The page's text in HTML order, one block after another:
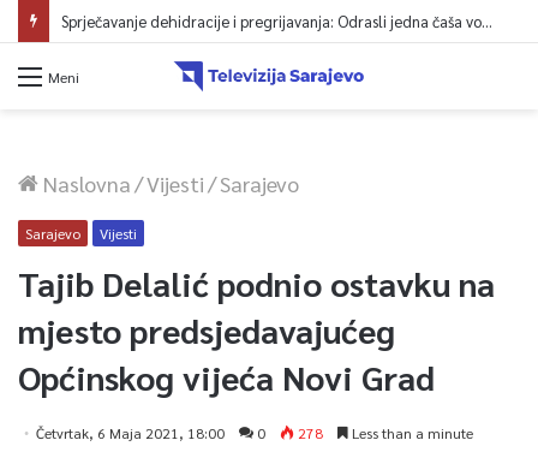
Sprječavanje dehidracije i pregrijavanja: Odrasli jedna čaša vode na sat vremena
Meni
Naslovna/Vijesti/Sarajevo
Sarajevo Vijesti
Tajib Delalić podnio ostavku na
mjesto predsjedavajućeg
Općinskog vijeća Novi Grad
Četvrtak, 6 Maja 2021, 18:00 0 278 Less than a minute